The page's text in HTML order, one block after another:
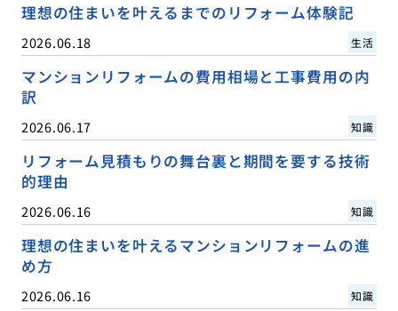
理想の住まいを叶えるまでのリフォーム体験記
2026.06.18 生活
マンションリフォームの費用相場と工事費用の内
訳
2026.06.17 知識
リフォーム見積もりの舞台裏と期間を要する技術
的理由
2026.06.16 知識
理想の住まいを叶えるマンションリフォームの進
め方
2026.06.16 知識